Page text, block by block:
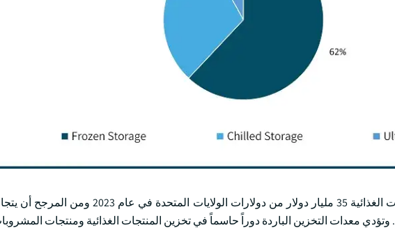
دولارات الولايات المتحدة بحلول عام 2032. وتؤدي معدات التخزين الباردة دوراً حاسماً في تخزين المنتجات الغذائية ومنتجات